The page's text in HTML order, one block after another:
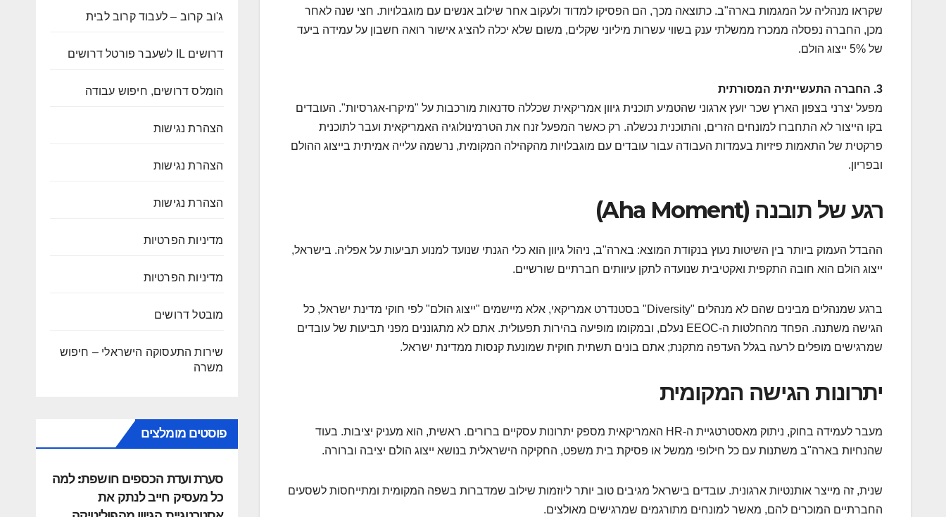
שקראו מנהליה על המגמות בארה"ב. כתוצאה מכך, הם הפסיקו למדוד ולעקוב אחר שילוב אנשים עם מוגבלויות. חצי שנה לאחר
מכן, החברה נפסלה ממכרז ממשלתי ענק בשווי עשרות מיליוני שקלים, משום שלא יכלה להציג אישור רואה חשבון על עמידה ביעד
של 5% ייצוג הולם.
3. החברה התעשייתית המסורתית
מפעל יצרני בצפון הארץ שכר יועץ ארגוני שהטמיע תוכנית גיוון אמריקאית שכללה סדנאות מורכבות על "מיקרו-אגרסיות". העובדים
בקו הייצור לא התחברו למונחים הזרים, והתוכנית נכשלה. רק כאשר המפעל זנח את הטרמינולוגיה האמריקאית ועבר לתוכנית
פרקטית של התאמות פיזיות בעמדות העבודה עבור עובדים עם מוגבלויות מהקהילה המקומית, נרשמה עלייה אמיתית בייצוג ההולם
ובפריון.
רגע של תובנה (Aha Moment)
ההבדל העמוק ביותר בין השיטות נעוץ בנקודת המוצא: בארה"ב, ניהול גיוון הוא כלי הגנתי שנועד למנוע תביעות על אפליה. בישראל,
ייצוג הולם הוא חובה התקפית ואקטיבית שנועדה לתקן עיוותים חברתיים שורשיים.
ברגע שמנהלים מבינים שהם לא מנהלים "Diversity" בסטנדרט אמריקאי, אלא מיישמים "ייצוג הולם" לפי חוקי מדינת ישראל, כל
הגישה משתנה. הפחד מהחלטות ה-EEOC נעלם, ובמקומו מופיעה בהירות תפעולית. אתם לא מתגוננים מפני תביעות של עובדים
שמרגישים מופלים לרעה בגלל העדפה מתקנת; אתם בונים תשתית חוקית שמונעת קנסות ממדינת ישראל.
יתרונות הגישה המקומית
מעבר לעמידה בחוק, ניתוק מאסטרטגיית ה-HR האמריקאית מספק יתרונות עסקיים ברורים. ראשית, הוא מעניק יציבות. בעוד
שהנחיות בארה"ב משתנות עם כל חילופי ממשל או פסיקת בית משפט, החקיקה הישראלית בנושא ייצוג הולם יציבה וברורה.
שנית, זה מייצר אותנטיות ארגונית. עובדים בישראל מגיבים טוב יותר ליוזמות שילוב שמדברות בשפה המקומית ומתייחסות לשסעים
החברתיים המוכרים להם, מאשר למונחים מתורגמים שמרגישים מאולצים.
ג'וב קרוב – לעבוד קרוב לבית
דרושים IL לשעבר פורטל דרושים
הומלס דרושים, חיפוש עבודה
הצהרת נגישות
הצהרת נגישות
הצהרת נגישות
מדיניות הפרטיות
מדיניות הפרטיות
מובטל דרושים
שירות התעסוקה הישראלי – חיפוש
משרה
פוסטים מומלצים
סערת ועדת הכספים חושפת: למה
כל מעסיק חייב לנתק את